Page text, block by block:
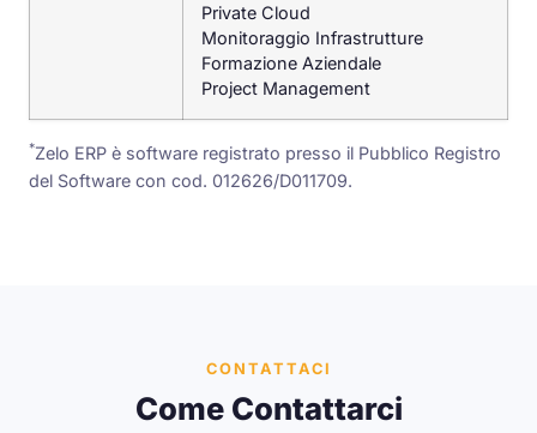
Private Cloud
Monitoraggio Infrastrutture
Formazione Aziendale
Project Management
*Zelo ERP è software registrato presso il Pubblico Registro
del Software con cod. 012626/D011709.
CONTATTACI
Come Contattarci